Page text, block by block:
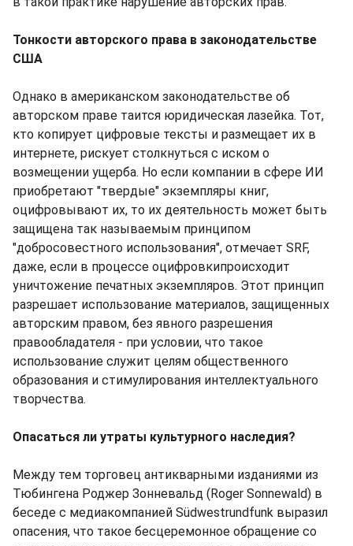
Тонкости авторского права в законодательстве
США
Однако в американском законодательстве об
авторском праве таится юридическая лазейка. Тот,
кто копирует цифровые тексты и размещает их в
интернете, рискует столкнуться с иском о
возмещении ущерба. Но если компании в сфере ИИ
приобретают "твердые" экземпляры книг,
оцифровывают их, то их деятельность может быть
защищена так называемым принципом
"добросовестного использования", отмечает SRF,
даже, если в процессе оцифровкипроисходит
уничтожение печатных экземпляров. Этот принцип
разрешает использование материалов, защищенных
авторским правом, без явного разрешения
правообладателя - при условии, что такое
использование служит целям общественного
образования и стимулирования интеллектуального
творчества.
Опасаться ли утраты культурного наследия?
Между тем торговец антикварными изданиями из
Тюбингена Роджер Зонневальд (Roger Sonnewald) в
беседе с медиакомпанией Südwestrundfunk выразил
опасения, что такое бесцеремонное обращение со